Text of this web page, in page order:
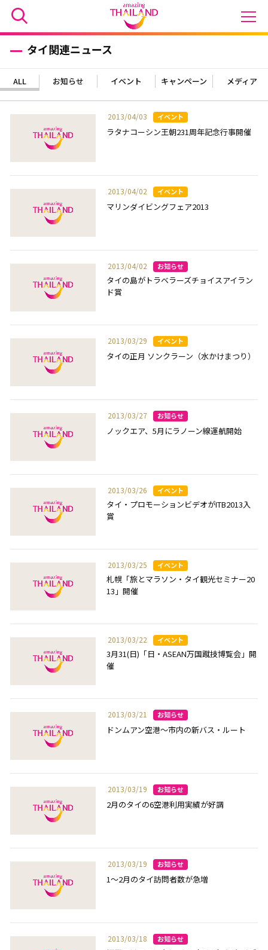
タイ関連ニュース
ALL お知らせ イベント キャンペーン メディア
2013/04/03
ラタナコーシン王朝231周年記念行事開催
2013/04/02
マリンダイビングフェア2013
2013/04/02
タイの島がトラベラーズチョイスアイラン
ド賞
2013/03/29
タイの正月 ソンクラーン（水かけまつり）
2013/03/27
ノックエア、5月にラノーン線運航開始
2013/03/26
タイ・プロモーションビデオがITB2013入
賞
2013/03/25
札幌「旅とマラソン・タイ観光セミナー20
13」開催
2013/03/22
3月31(日)「日・ASEAN万国蹴技博覧会」開
催
2013/03/21
ドンムアン空港～市内の新バス・ルート
2013/03/19
2月のタイの6空港利用実績が好調
2013/03/19
1～2月のタイ訪問者数が急増
2013/03/18